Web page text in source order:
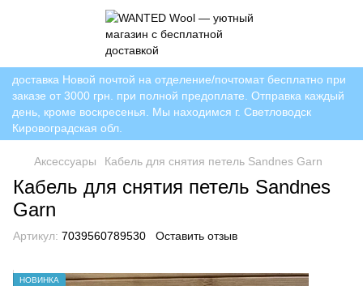
доставка Новой почтой на отделение/почтомат бесплатно при
заказе от 3000 грн. при полной предоплате. Отправка каждый
день, кроме воскресенья. Мы находимся г. Светловодск
Кировоградская обл.
Аксессуары Кабель для снятия петель Sandnes Garn
Кабель для снятия петель Sandnes
Garn
Артикул: 7039560789530 Оставить отзыв
НОВИНКА